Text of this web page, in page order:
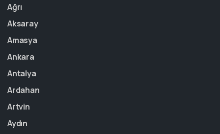
Ağrı
Aksaray
Amasya
Ankara
Antalya
Ardahan
Artvin
Aydın